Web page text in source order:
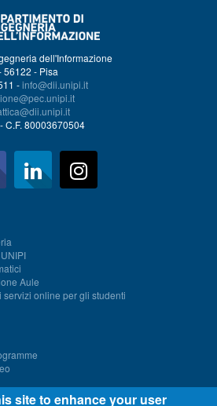
dell'Informazione
56122 - Pisa
-info@dii.unipi.it
C.F. 80003670504
Aule
online per gli studenti
DIIsite to enhance your user